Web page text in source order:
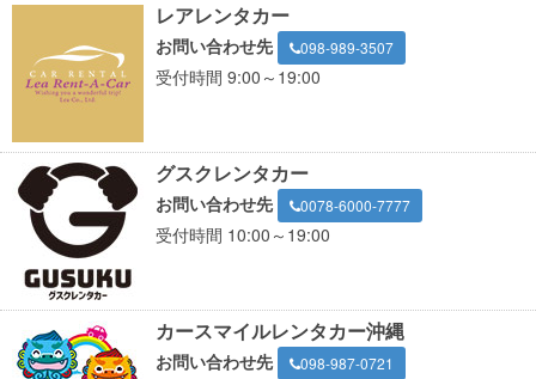
レアレンタカー
お問い合わせ先 098-989-3507
受付時間 9:00～19:00
グスクレンタカー
お問い合わせ先 0078-6000-7777
受付時間 10:00～19:00
カースマイルレンタカー沖縄
お問い合わせ先 098-987-0721